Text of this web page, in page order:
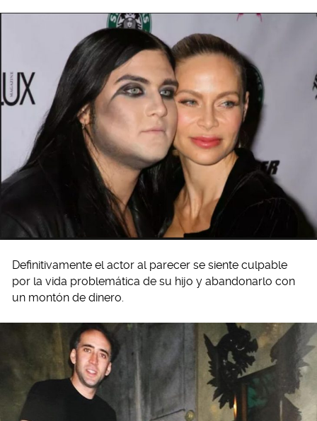
Definitivamente el actor al parecer se siente culpable
por la vida problemática de su hijo y abandonarlo con
un montón de dinero.